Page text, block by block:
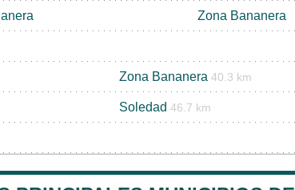
Zona Bananera
Zona Bananera 40.3 km
Soledad 46.7 km